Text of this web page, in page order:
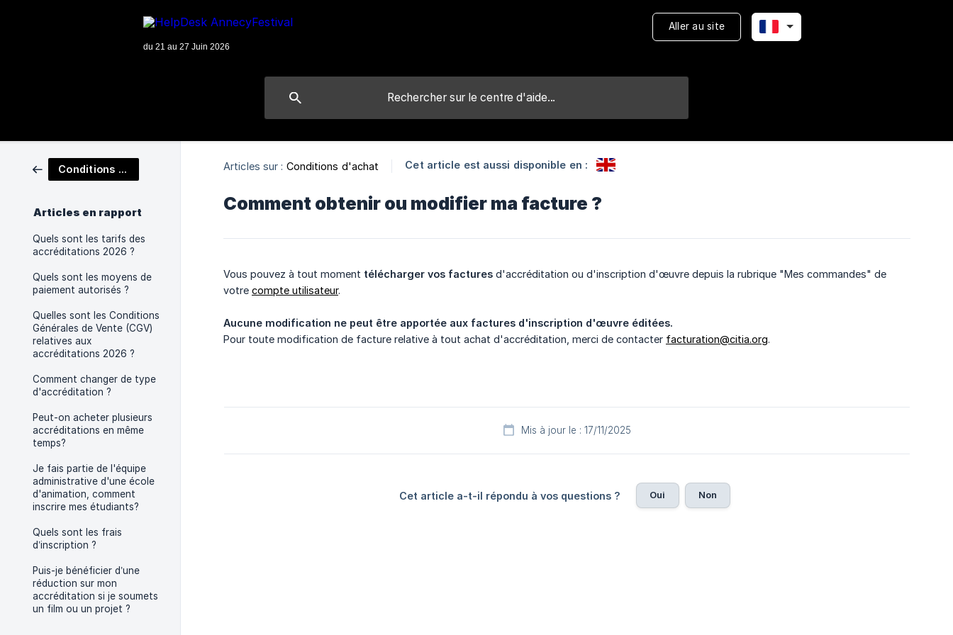
Aller au site
Conditions d'achat
Articles en rapport
Quels sont les tarifs des
accréditations 2026 ?
Quels sont les moyens de
paiement autorisés ?
Quelles sont les Conditions
Générales de Vente (CGV)
relatives aux
accréditations 2026 ?
Comment changer de type
d'accréditation ?
Peut-on acheter plusieurs
accréditations en même
temps?
Je fais partie de l'équipe
administrative d'une école
d'animation, comment
inscrire mes étudiants?
Quels sont les frais
d’inscription ?
Puis-je bénéficier d’une
réduction sur mon
accréditation si je soumets
un film ou un projet ?
Articles sur : Conditions d'achat Cet article est aussi disponible en :
Comment obtenir ou modifier ma facture ?
Vous pouvez à tout moment télécharger vos factures d'accréditation ou d'inscription d'œuvre depuis la rubrique "Mes commandes" de
votre compte utilisateur.
Aucune modification ne peut être apportée aux factures d'inscription d'œuvre éditées.
Pour toute modification de facture relative à tout achat d'accréditation, merci de contacter facturation@citia.org.
Mis à jour le : 17/11/2025
Cet article a-t-il répondu à vos questions ? Oui Non